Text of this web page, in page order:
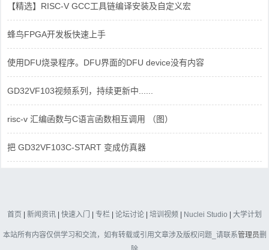
【精选】RISC-V GCC工具链编译安装及自定义宏
蜂鸟FPGA开发板快速上手
使用DFU烧录程序。DFU界面的DFU device没有内容
GD32VF103视频系列，持续更新中......
risc-v 汇编函数与C语言函数相互调用 （图）
把 GD32VF103C-START 变成仿真器
首页 | 新闻资讯 | 快速入门 | 专栏 | 论坛讨论 | 培训视频 | Nuclei Studio | 大学计划
本站所有内容仅供学习和交流，如有转载或引用文章涉及版权问题_请联系管理员删